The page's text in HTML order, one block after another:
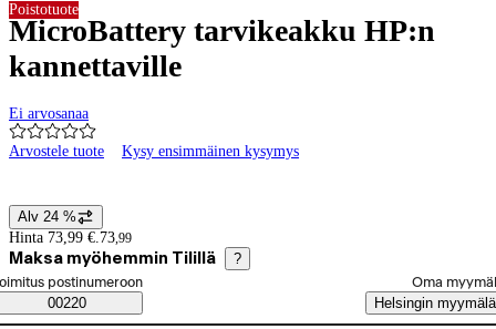
MicroBattery tarvikeakku HP:n
kannettaville
Ei arvosanaa
Arvostele tuote Kysy ensimmäinen kysymys
Poistotuote
Hintatiedot
Alv 24 %
Hinta 73,99 €. 73,99
Maksa myöhemmin Tilillä ?
Saatavuustiedot
tilaustapa
postinumeroon
00220
Oma
Helsingin myymälä